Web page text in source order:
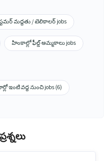
మద్దతు / టెలికాలర్ jobs
హింకాల్లో ఫీల్డ్ అమ్మకాలు jobs
ఇంటి వద్ద నుంచి jobs (6)